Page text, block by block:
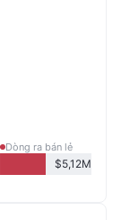
Dòng ra bán lẻ
$5,12M